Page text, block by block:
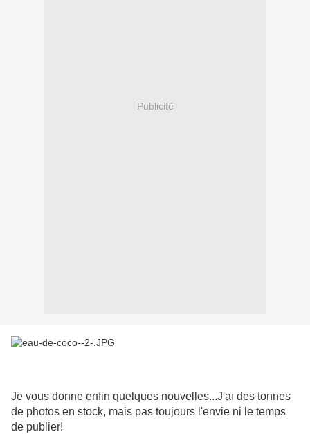
Publicité
Je vous donne enfin quelques nouvelles...J'ai des tonnes
de photos en stock, mais pas toujours l'envie ni le temps
de publier!